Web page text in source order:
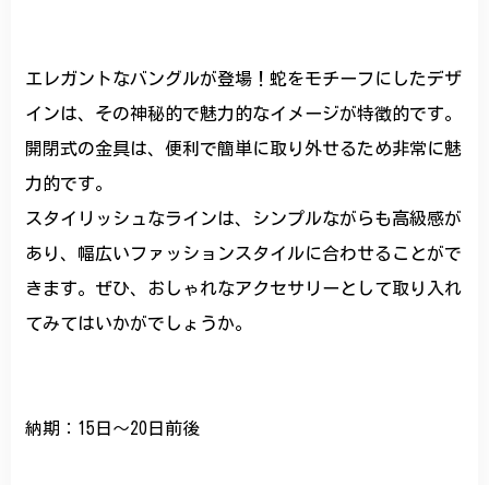
エレガントなバングルが登場！蛇をモチーフにしたデザ
インは、その神秘的で魅力的なイメージが特徴的です。
開閉式の金具は、便利で簡単に取り外せるため非常に魅
力的です。
スタイリッシュなラインは、シンプルながらも高級感が
あり、幅広いファッションスタイルに合わせることがで
きます。ぜひ、おしゃれなアクセサリーとして取り入れ
てみてはいかがでしょうか。
納期：15日～20日前後